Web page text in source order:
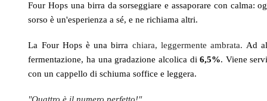
Four Hops una birra da sorseggiare e assaporare con calma:
sorso è un'esperienza a sé, e ne richiama altri.
La Four Hops è una birra chiara, leggermente ambrata. Ad
fermentazione, ha una gradazione alcolica di6,5%. Viene
con un cappello di schiuma soffice e leggera.